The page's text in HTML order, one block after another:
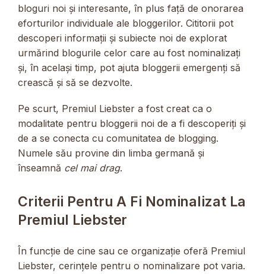
bloguri noi și interesante, în plus față de onorarea
eforturilor individuale ale bloggerilor. Cititorii pot
descoperi informații și subiecte noi de explorat
urmărind blogurile celor care au fost nominalizați
și, în același timp, pot ajuta bloggerii emergenți să
crească și să se dezvolte.
Pe scurt, Premiul Liebster a fost creat ca o
modalitate pentru bloggerii noi de a fi descoperiți și
de a se conecta cu comunitatea de blogging.
Numele său provine din limba germană și
înseamnă cel mai drag.
Criterii Pentru A Fi Nominalizat La
Premiul Liebster
În funcție de cine sau ce organizație oferă Premiul
Liebster, cerințele pentru o nominalizare pot varia.